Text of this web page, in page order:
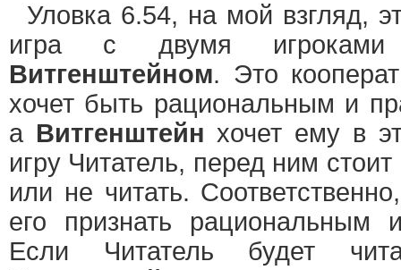
Уловка 6.54, на мой взгляд,
игра с двумя
Витгенштейном. Это
хочет быть рациональным и
а Витгенштейн хочет ему в
игру Читатель, перед ним
или не читать.
его признать рациональным
Если Читатель будет